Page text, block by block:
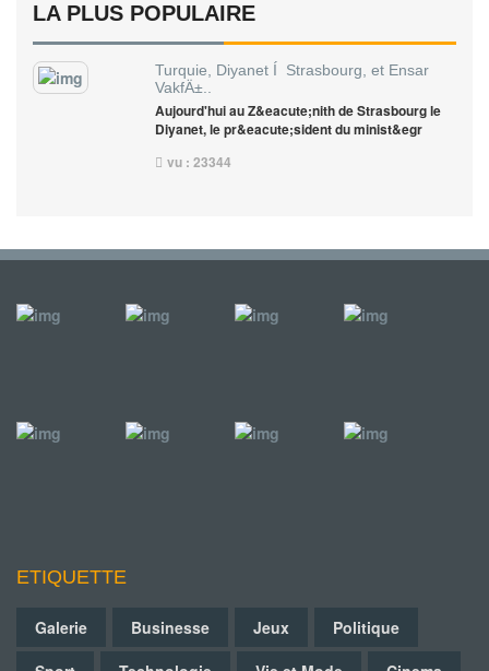
LA PLUS POPULAIRE
Turquie, Diyanet Í Strasbourg, et Ensar
VakfÄ±..
Aujourd'hui au Z&eacute;nith de Strasbourg le
Diyanet, le pr&eacute;sident du minist&egr
vu : 23344
ETIQUETTE
Galerie Businesse Jeux
Politique